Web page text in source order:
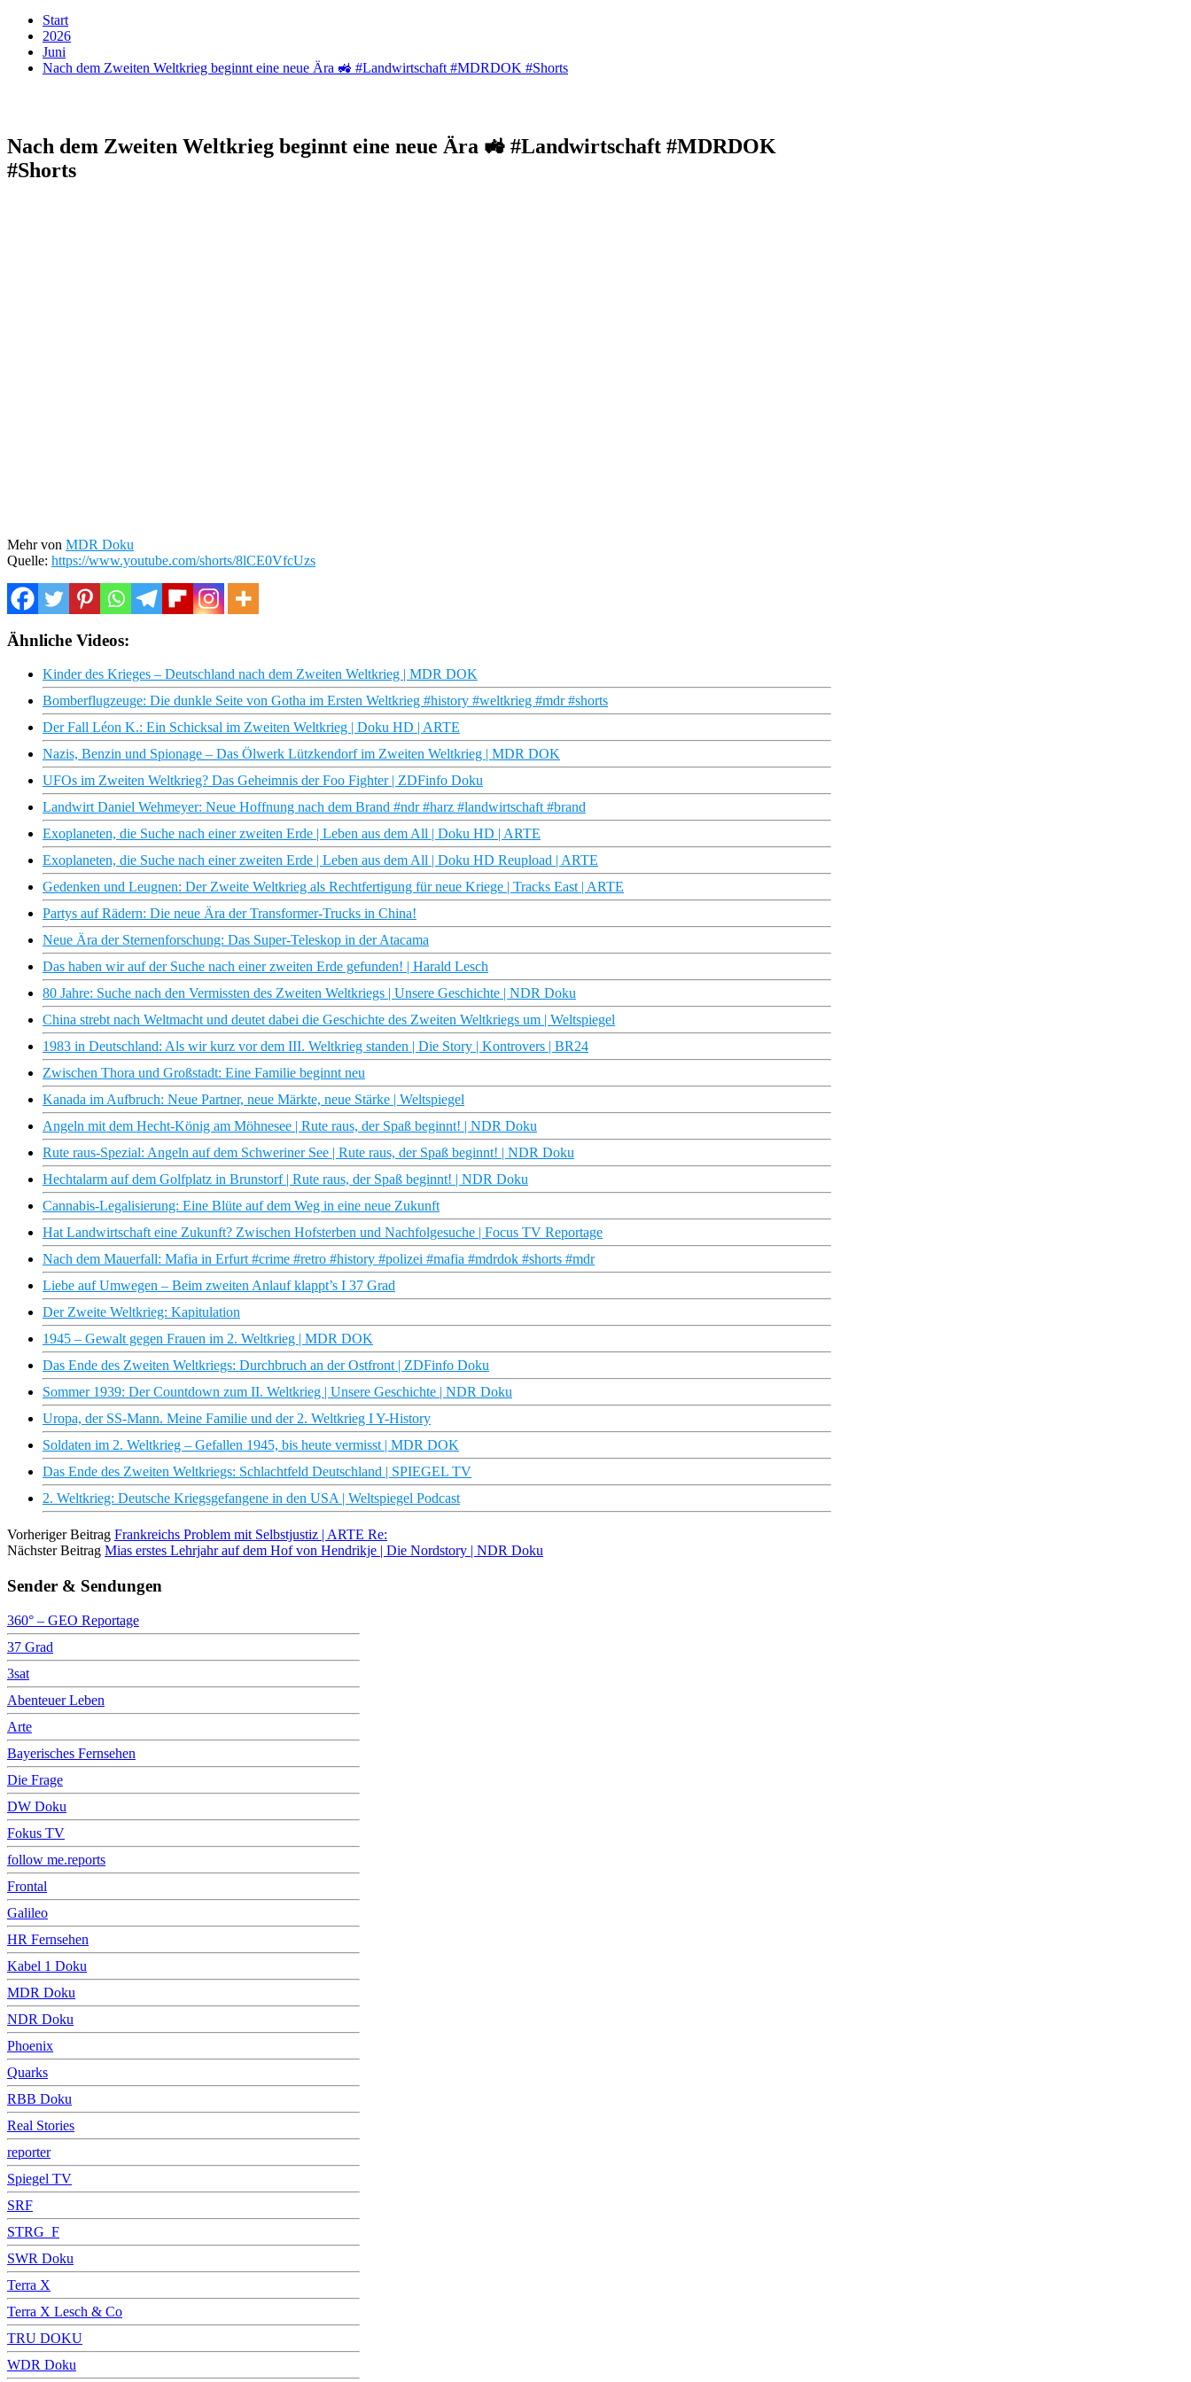
Start
2026
Juni
Nach dem Zweiten Weltkrieg beginnt eine neue Ära 🚜 #Landwirtschaft #MDRDOK #Shorts
Nach dem Zweiten Weltkrieg beginnt eine neue Ära 🚜 #Landwirtschaft #MDRDOK
#Shorts
Mehr von MDR Doku
Quelle: https://www.youtube.com/shorts/8lCE0VfcUzs
Ähnliche Videos:
Kinder des Krieges – Deutschland nach dem Zweiten Weltkrieg | MDR DOK
Bomberflugzeuge: Die dunkle Seite von Gotha im Ersten Weltkrieg #history #weltkrieg #mdr #shorts
Der Fall Léon K.: Ein Schicksal im Zweiten Weltkrieg | Doku HD | ARTE
Nazis, Benzin und Spionage – Das Ölwerk Lützkendorf im Zweiten Weltkrieg | MDR DOK
UFOs im Zweiten Weltkrieg? Das Geheimnis der Foo Fighter | ZDFinfo Doku
Landwirt Daniel Wehmeyer: Neue Hoffnung nach dem Brand #ndr #harz #landwirtschaft #brand
Exoplaneten, die Suche nach einer zweiten Erde | Leben aus dem All | Doku HD | ARTE
Exoplaneten, die Suche nach einer zweiten Erde | Leben aus dem All | Doku HD Reupload | ARTE
Gedenken und Leugnen: Der Zweite Weltkrieg als Rechtfertigung für neue Kriege | Tracks East | ARTE
Partys auf Rädern: Die neue Ära der Transformer-Trucks in China!
Neue Ära der Sternenforschung: Das Super-Teleskop in der Atacama
Das haben wir auf der Suche nach einer zweiten Erde gefunden! | Harald Lesch
80 Jahre: Suche nach den Vermissten des Zweiten Weltkriegs | Unsere Geschichte | NDR Doku
China strebt nach Weltmacht und deutet dabei die Geschichte des Zweiten Weltkriegs um | Weltspiegel
1983 in Deutschland: Als wir kurz vor dem III. Weltkrieg standen | Die Story | Kontrovers | BR24
Zwischen Thora und Großstadt: Eine Familie beginnt neu
Kanada im Aufbruch: Neue Partner, neue Märkte, neue Stärke | Weltspiegel
Angeln mit dem Hecht-König am Möhnesee | Rute raus, der Spaß beginnt! | NDR Doku
Rute raus-Spezial: Angeln auf dem Schweriner See | Rute raus, der Spaß beginnt! | NDR Doku
Hechtalarm auf dem Golfplatz in Brunstorf | Rute raus, der Spaß beginnt! | NDR Doku
Cannabis-Legalisierung: Eine Blüte auf dem Weg in eine neue Zukunft
Hat Landwirtschaft eine Zukunft? Zwischen Hofsterben und Nachfolgesuche | Focus TV Reportage
Nach dem Mauerfall: Mafia in Erfurt #crime #retro #history #polizei #mafia #mdrdok #shorts #mdr
Liebe auf Umwegen – Beim zweiten Anlauf klappt’s I 37 Grad
Der Zweite Weltkrieg: Kapitulation
1945 – Gewalt gegen Frauen im 2. Weltkrieg | MDR DOK
Das Ende des Zweiten Weltkriegs: Durchbruch an der Ostfront | ZDFinfo Doku
Sommer 1939: Der Countdown zum II. Weltkrieg | Unsere Geschichte | NDR Doku
Uropa, der SS-Mann. Meine Familie und der 2. Weltkrieg I Y-History
Soldaten im 2. Weltkrieg – Gefallen 1945, bis heute vermisst | MDR DOK
Das Ende des Zweiten Weltkriegs: Schlachtfeld Deutschland | SPIEGEL TV
2. Weltkrieg: Deutsche Kriegsgefangene in den USA | Weltspiegel Podcast
Vorheriger Beitrag Frankreichs Problem mit Selbstjustiz | ARTE Re:
Nächster Beitrag Mias erstes Lehrjahr auf dem Hof von Hendrikje | Die Nordstory | NDR Doku
Sender & Sendungen
360° – GEO Reportage
37 Grad
3sat
Abenteuer Leben
Arte
Bayerisches Fernsehen
Die Frage
DW Doku
Fokus TV
follow me.reports
Frontal
Galileo
HR Fernsehen
Kabel 1 Doku
MDR Doku
NDR Doku
Phoenix
Quarks
RBB Doku
Real Stories
reporter
Spiegel TV
SRF
STRG_F
SWR Doku
Terra X
Terra X Lesch & Co
TRU DOKU
WDR Doku